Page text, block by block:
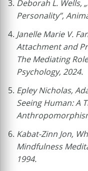
Deborah L. Wells,
Personality”,
Janelle Marie V.
Attachment and
The Mediating
Psychology, 2024.
Epley Nicholas,
Seeing Human: A
Kabat-Zinn Jon,
Mindfulness
1994.